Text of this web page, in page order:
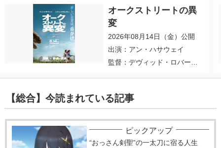
オークストリートの異
変
2026年08月14日（金）公開
出演：アン・ハサウェイ
監督：デヴィッド・ロバー
【総合】今読まれている記事
ピックアップ
“おっさん剣聖”の一太刀に宿る人生